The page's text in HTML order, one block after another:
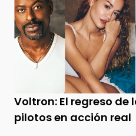
Voltron: El regreso de
pilotos en acción real